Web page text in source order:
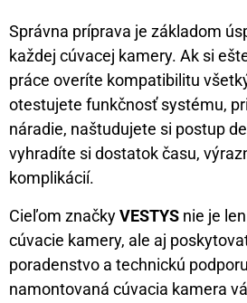
Správna príprava je základom
každej cúvacej kamery. Ak si
práce overíte kompatibilitu
otestujete funkčnosť systému,
náradie, naštudujete si postup
vyhradíte si dostatok času,
komplikácií.
Cieľom značkyVESTYS nie je
cúvacie kamery, ale aj
poradenstvo a technickú
namontovaná cúvacia kamera